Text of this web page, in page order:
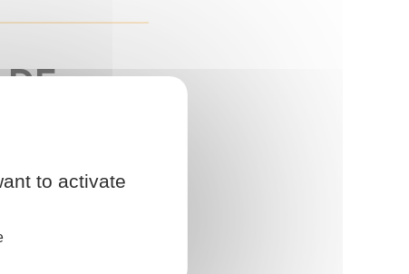
to activate